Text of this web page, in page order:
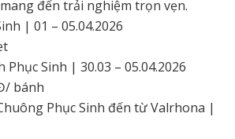
đến trải nghiệm trọn vẹn.
| 01 – 05.04.2026
Phục Sinh | 30.03 – 05.04.2026
bánh
Phục Sinh đến từ Valrhona |